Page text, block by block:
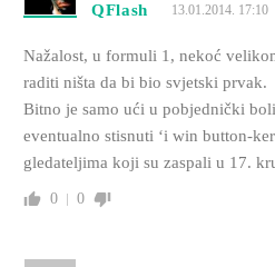
QFlash 13.01.2014. 17:10
Nažalost, u formuli 1, nekoć
raditi ništa da bi bio svjetski prvak.
Bitno je samo ući u pobjednički
eventualno stisnuti ‘i win button-
gledateljima koji su zaspali u 17.
0 0